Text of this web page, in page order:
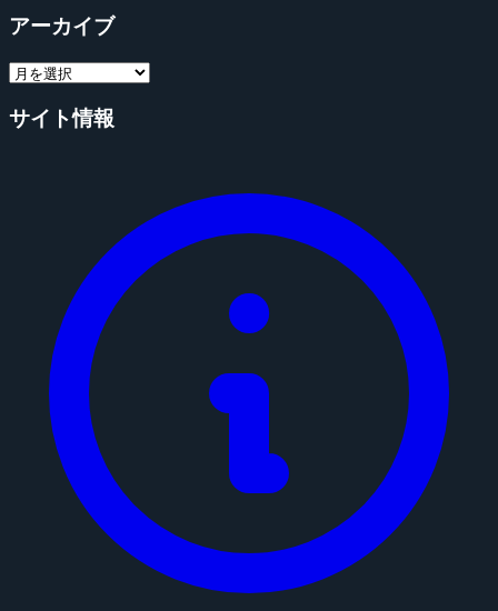
アーカイブ
サイト情報